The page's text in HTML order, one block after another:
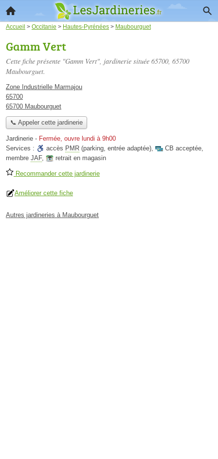
Accueil > Occitanie > Hautes-Pyrénées > Maubourguet
Gamm Vert
Cette fiche présente "Gamm Vert", jardinerie située 65700, 65700
Maubourguet.
Zone Industrielle Marmajou
65700
65700 Maubourguet
📞 Appeler cette jardinerie
Jardinerie - Fermée, ouvre lundi à 9h00
Services :
accès PMR (parking, entrée adaptée), CB acceptée,
membre JAF, retrait en magasin
Recommander cette jardinerie
Améliorer cette fiche
Autres jardineries à Maubourguet